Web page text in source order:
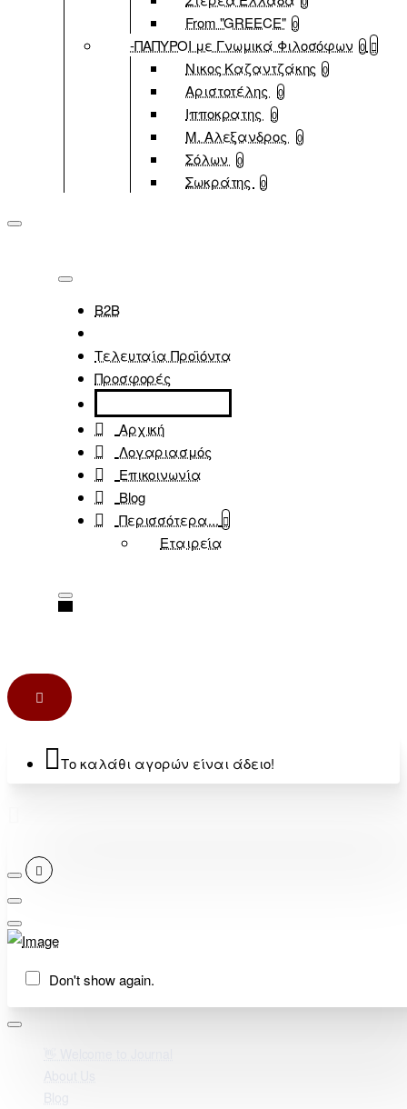
From "GREECE" 0
-ΠΑΠΥΡΟΙ με Γνωμικά Φιλοσόφων 0
Νικος Καζαντζάκης 0
Αριστοτέλης 0
Ιπποκρατης 0
Μ. Αλεξανδρος 0
Σόλων 0
Σωκράτης 0
B2B
Τελευταία Προϊόντα
Προσφορές
Αρχική
Λογαριασμός
Επικοινωνία
Blog
Περισσότερα...
Εταιρεία
Το καλάθι αγορών είναι άδειο!
Don't show again.
Blog